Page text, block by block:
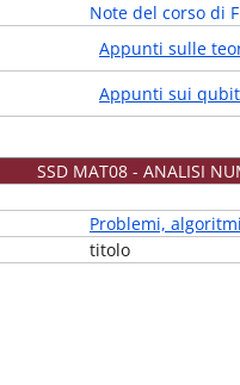
Note del corso di
Appunti sulle
Appunti sui qubit
SSD MAT08 - ANALISI
Problemi,
titolo